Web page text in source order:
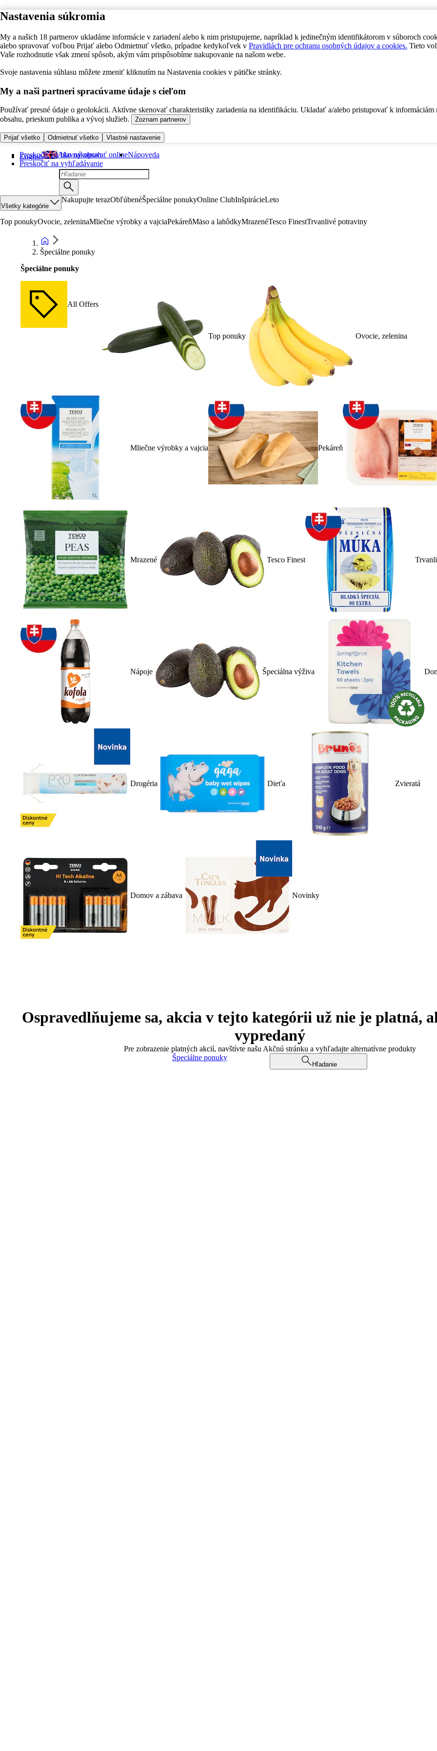
Nastavenia súkromia
My a našich 18 partnerov ukladáme informácie v zariadení alebo k nim pristupujeme, napríklad k jedinečným identifikátorom v súboroch
alebo spravovať voľbou Prijať alebo Odmietnuť všetko, prípadne kedykoľvek v Pravidlách pre ochranu osobných údajov a cookies. Tieto
Vaše rozhodnutie však zmení spôsob, akým vám prispôsobíme nakupovanie na našom webe.
Svoje nastavenia súhlasu môžete zmeniť kliknutím na Nastavenia cookies v pätičke stránky.
My a naši partneri spracúvame údaje s cieľom
Používať presné údaje o geolokácii. Aktívne skenovať charakteristiky zariadenia na identifikáciu. Ukladať a/alebo pristupovať k informáciám
obsahu, prieskum publika a vývoj služieb.
Zoznam partnerov
Prijať všetko Odmietnuť všetko Vlastné nastavenie
Preskočiť na hlavný obsah
Preskočiť na vyhľadávanie
English Ako nakupovať onlineNápoveda
Všetky kategórie
Nakupujte terazObľúbenéŠpeciálne ponukyOnline ClubInšpirácieLeto
Top ponukyOvocie, zeleninaMliečne výrobky a vajciaPekáreňMäso a lahôdkyMrazenéTesco FinestTrvanlivé potraviny
Špeciálne ponuky
Špeciálne ponuky
All Offers
Top ponuky Ovocie, zelenina
Mliečne výrobky a vajcia Pekáreň
Mrazené Tesco Finest
Nápoje Špeciálna výživa
Drogéria Dieťa Zvieratá
Domov a zábava Novinky
Ospravedlňujeme sa, akcia v tejto kategórii už nie je platná,
vypredaný
Pre zobrazenie platných akcií, navštívte našu Akčnú stránku a vyhľadajte alternatívne produkty
Špeciálne ponuky
Hľadanie